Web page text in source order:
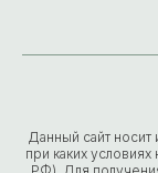
Данный сайт
при каких